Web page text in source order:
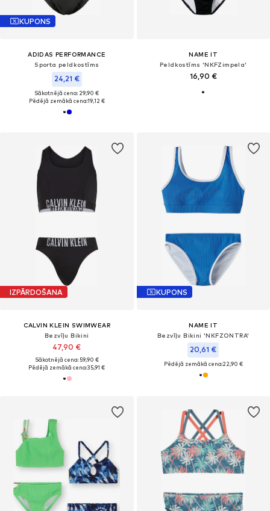
KUPONS
ADIDAS PERFORMANCE
Sporta peldkostīms
24,21 €
Sākotnējā cena: 29,90 €
Pēdējā zemākā cena:19,12 €
NAME IT
Peldkostīms 'NKFZimpela'
16,90 €
IZPĀRDOŠANA
CALVIN KLEIN SWIMWEAR
Bezvīļu Bikini
47,90 €
Sākotnējā cena: 59,90 €
Pēdējā zemākā cena:35,91 €
KUPONS
NAME IT
Bezvīļu Bikini 'NKFZONTRA'
20,61 €
Pēdējā zemākā cena:22,90 €